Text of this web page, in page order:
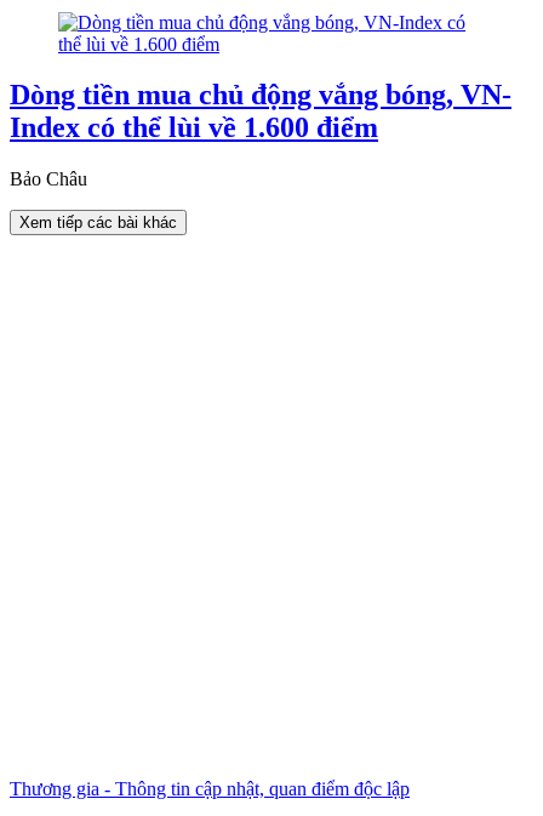
Dòng tiền mua chủ động vắng bóng, VN-
Index có thể lùi về 1.600 điểm
Bảo Châu
Xem tiếp các bài khác
Thương gia - Thông tin cập nhật, quan điểm độc lập